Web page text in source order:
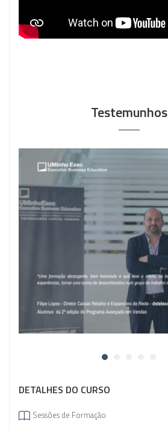
Testemunhos
DETALHES DO CURSO
Sessões de Formação